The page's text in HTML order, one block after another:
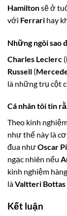
Hamiltonsẽ ở
với Ferrari hay
Những ngôi sao
Charles Leclerc (
Russell (
là những trụ cột
Cá nhân tôi tin
Theo kinh
như thế này là
đua nhưOscar
ngạc nhiên nếu
kinh nghiệm
làValtteri Bottas
Kết luận